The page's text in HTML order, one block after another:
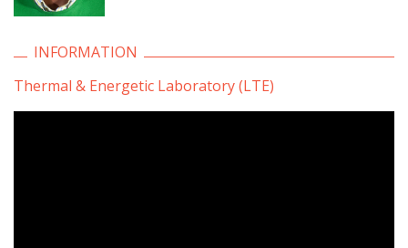
INFORMATION
Thermal & Energetic Laboratory (LTE)